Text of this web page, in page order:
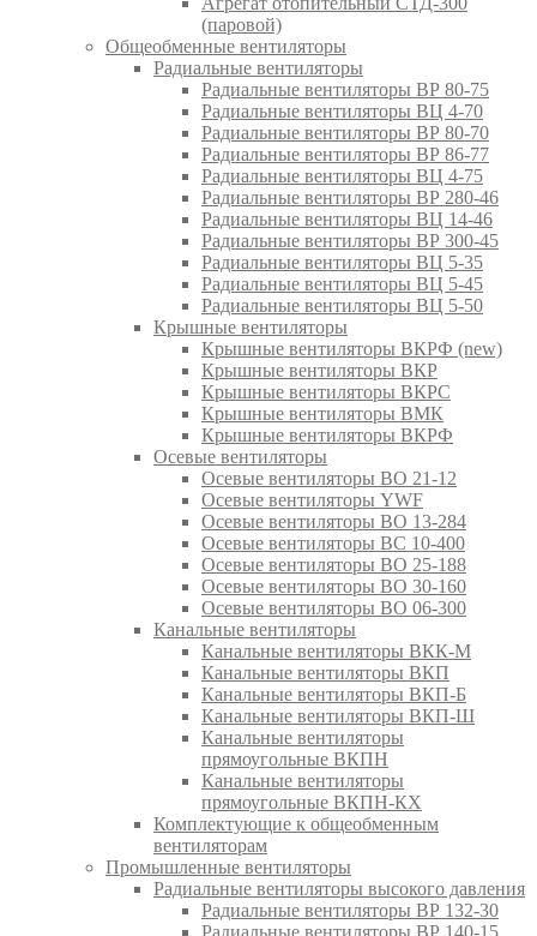
(паровой)
Общеобменные вентиляторы
Радиальные вентиляторы
Радиальные вентиляторы ВР 80-75
Радиальные вентиляторы ВЦ 4-70
Радиальные вентиляторы ВР 80-70
Радиальные вентиляторы ВР 86-77
Радиальные вентиляторы ВЦ 4-75
Радиальные вентиляторы ВР 280-46
Радиальные вентиляторы ВЦ 14-46
Радиальные вентиляторы ВР 300-45
Радиальные вентиляторы ВЦ 5-35
Радиальные вентиляторы ВЦ 5-45
Радиальные вентиляторы ВЦ 5-50
Крышные вентиляторы
Крышные вентиляторы ВКРФ (new)
Крышные вентиляторы ВКР
Крышные вентиляторы ВКРС
Крышные вентиляторы ВМК
Крышные вентиляторы ВКРФ
Осевые вентиляторы
Осевые вентиляторы ВО 21-12
Осевые вентиляторы YWF
Осевые вентиляторы ВО 13-284
Осевые вентиляторы ВС 10-400
Осевые вентиляторы ВО 25-188
Осевые вентиляторы ВО 30-160
Осевые вентиляторы ВО 06-300
Канальные вентиляторы
Канальные вентиляторы ВКК-М
Канальные вентиляторы ВКП
Канальные вентиляторы ВКП-Б
Канальные вентиляторы ВКП-Ш
Канальные вентиляторы
прямоугольные ВКПН
Канальные вентиляторы
прямоугольные ВКПН-КХ
Комплектующие к общеобменным
вентиляторам
Промышленные вентиляторы
Радиальные вентиляторы высокого давления
Радиальные вентиляторы ВР 132-30
Радиальные вентиляторы ВР 140-15